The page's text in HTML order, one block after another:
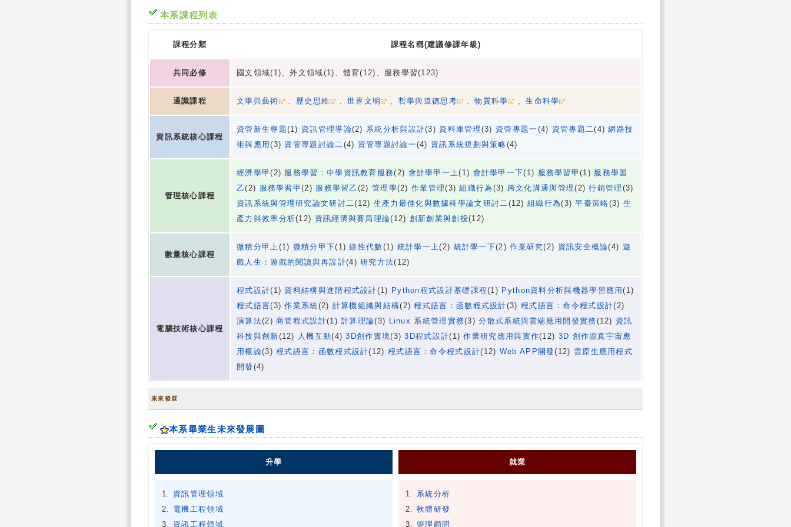
本系課程列表
課程分類 課程名稱(建議修課年級)
共同必修 國文領域(1)、外文領域(1)、體育(12)、服務學習(123)
通識課程 文學與藝術 、 歷史思維 、 世界文明 、 哲學與道德思考 、物質科學 、生命科學
資訊系統核心課程
資管新生專題(1) 資訊管理導論(2) 系統分析與設計(3) 資料庫管理(3) 資管專題一(4) 資管專題二(4)網路技
術與應用(3) 資管專題討論二(4) 資管專題討論一(4) 資訊系統規劃與策略(4)
管理核心課程
經濟學甲(2) 服務學習：中學資訊教育服務(2) 會計學甲一上(1) 會計學甲一下(1) 服務學習甲(1) 服務學習
乙(2) 服務學習甲(2) 服務學習乙 (2) 管理學(2)作業管理(3)組織行為 (3) 跨文化溝通與管理(2)行銷管理 (3)
資訊系統與管理研究論文研討二(12) 生產力最佳化與數據科學論文研討二(12)組織行為(3)平臺策略(3) 生
產力與效率分析(12) 資訊經濟與賽局理論(12) 創新創業與創投(12)
數量核心課程
微積分甲上(1) 微積分甲下(1)線性代數(1) 統計學一上(2) 統計學一下(2)作業研究(2) 資訊安全概論(4) 遊
戲人生：遊戲的閱讀與再設計(4)研究方法(12)
電腦技術核心課程
程式設計(1) 資料結構與進階程式設計(1) Python程式設計基礎課程(1) Python資料分析與機器學習應用(1)
程式語言(3)作業系統(2) 計算機組織與結構(2)程式語言：函數程式設計(3) 程式語言：命令程式設計(2)
演算法(2)商管程式設計(1)計算理論(3) Linux 系統管理實務(3)分散式系統與雲端應用開發實務(12) 資訊
科技與創新(12) 人機互動(4)3D創作實境(3)3D程式設計(1)作業研究應用與實作(12) 3D 創作虛真宇宙應
用概論(3)程式語言：函數程式設計(12) 程式語言：命令程式設計(12) Web APP開發(12) 雲原生應用程式
開發 (4)
未來發展
本系畢業生未來發展圖
升學 就業
資訊管理領域
電機工程領域
資訊工程領域
系統分析
軟體研發
管理顧問